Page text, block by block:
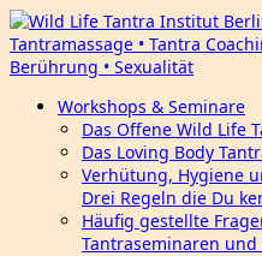
Workshops & Seminare
Das Offene Wild Life
Das Loving Body
Verhütung, Hygiene
Drei Regeln die Du
Häufig gestellte
Tantraseminaren